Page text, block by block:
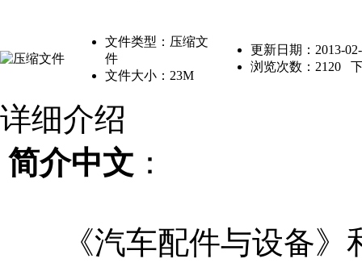
文件类型：压缩文
件
文件大小：23M
更新日期：2013-
浏览次数： 2120
详细介绍
简介中文 ：
《汽车配件与设备》